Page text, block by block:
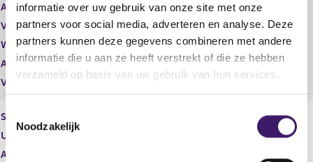
informatie over uw gebruik van onze site met onze
partners voor social media, adverteren en analyse. Deze
partners kunnen deze gegevens combineren met andere
informatie die u aan ze heeft verstrekt of die ze hebben
verzameld op basis van uw gebruik van hun services.
T
Noodzakelijk
Aantal effecten
3.434,00
Valuta
EUR
Waarde per aandeel
0,00
Aantal stemmen
0,00
Vrije hand beheer
Nee
Soort effect
Performance award share
Uitgevende instelling
Aantal effecten